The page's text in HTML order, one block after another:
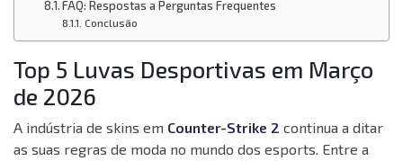
FAQ: Respostas a Perguntas Frequentes
Conclusão
Top 5 Luvas Desportivas em Março
de 2026
A indústria de skins em Counter-Strike 2 continua a ditar
as suas regras de moda no mundo dos esports. Entre a